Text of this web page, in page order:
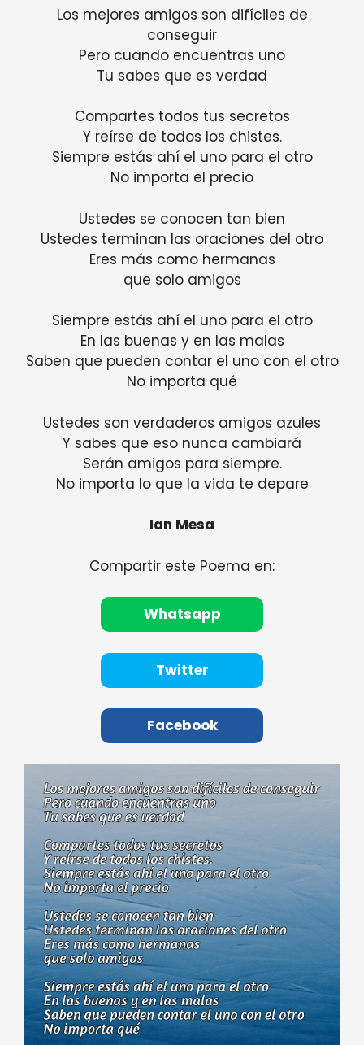
Los mejores amigos son difíciles de
conseguir
Pero cuando encuentras uno
Tu sabes que es verdad
Compartes todos tus secretos
Y reírse de todos los chistes.
Siempre estás ahí el uno para el otro
No importa el precio
Ustedes se conocen tan bien
Ustedes terminan las oraciones del otro
Eres más como hermanas
que solo amigos
Siempre estás ahí el uno para el otro
En las buenas y en las malas
Saben que pueden contar el uno con el otro
No importa qué
Ustedes son verdaderos amigos azules
Y sabes que eso nunca cambiará
Serán amigos para siempre.
No importa lo que la vida te depare
Ian Mesa
Compartir este Poema en:
Whatsapp
Twitter
Facebook